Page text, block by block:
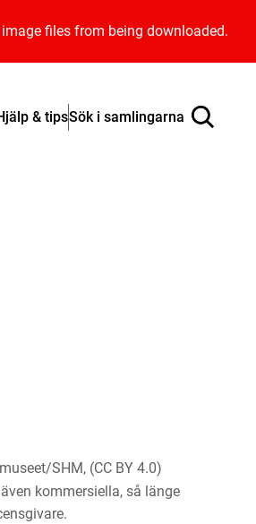
files from being downloaded.
& tipsSök i samlingarna
SHM, (CC BY 4.0)
kommersiella, så länge